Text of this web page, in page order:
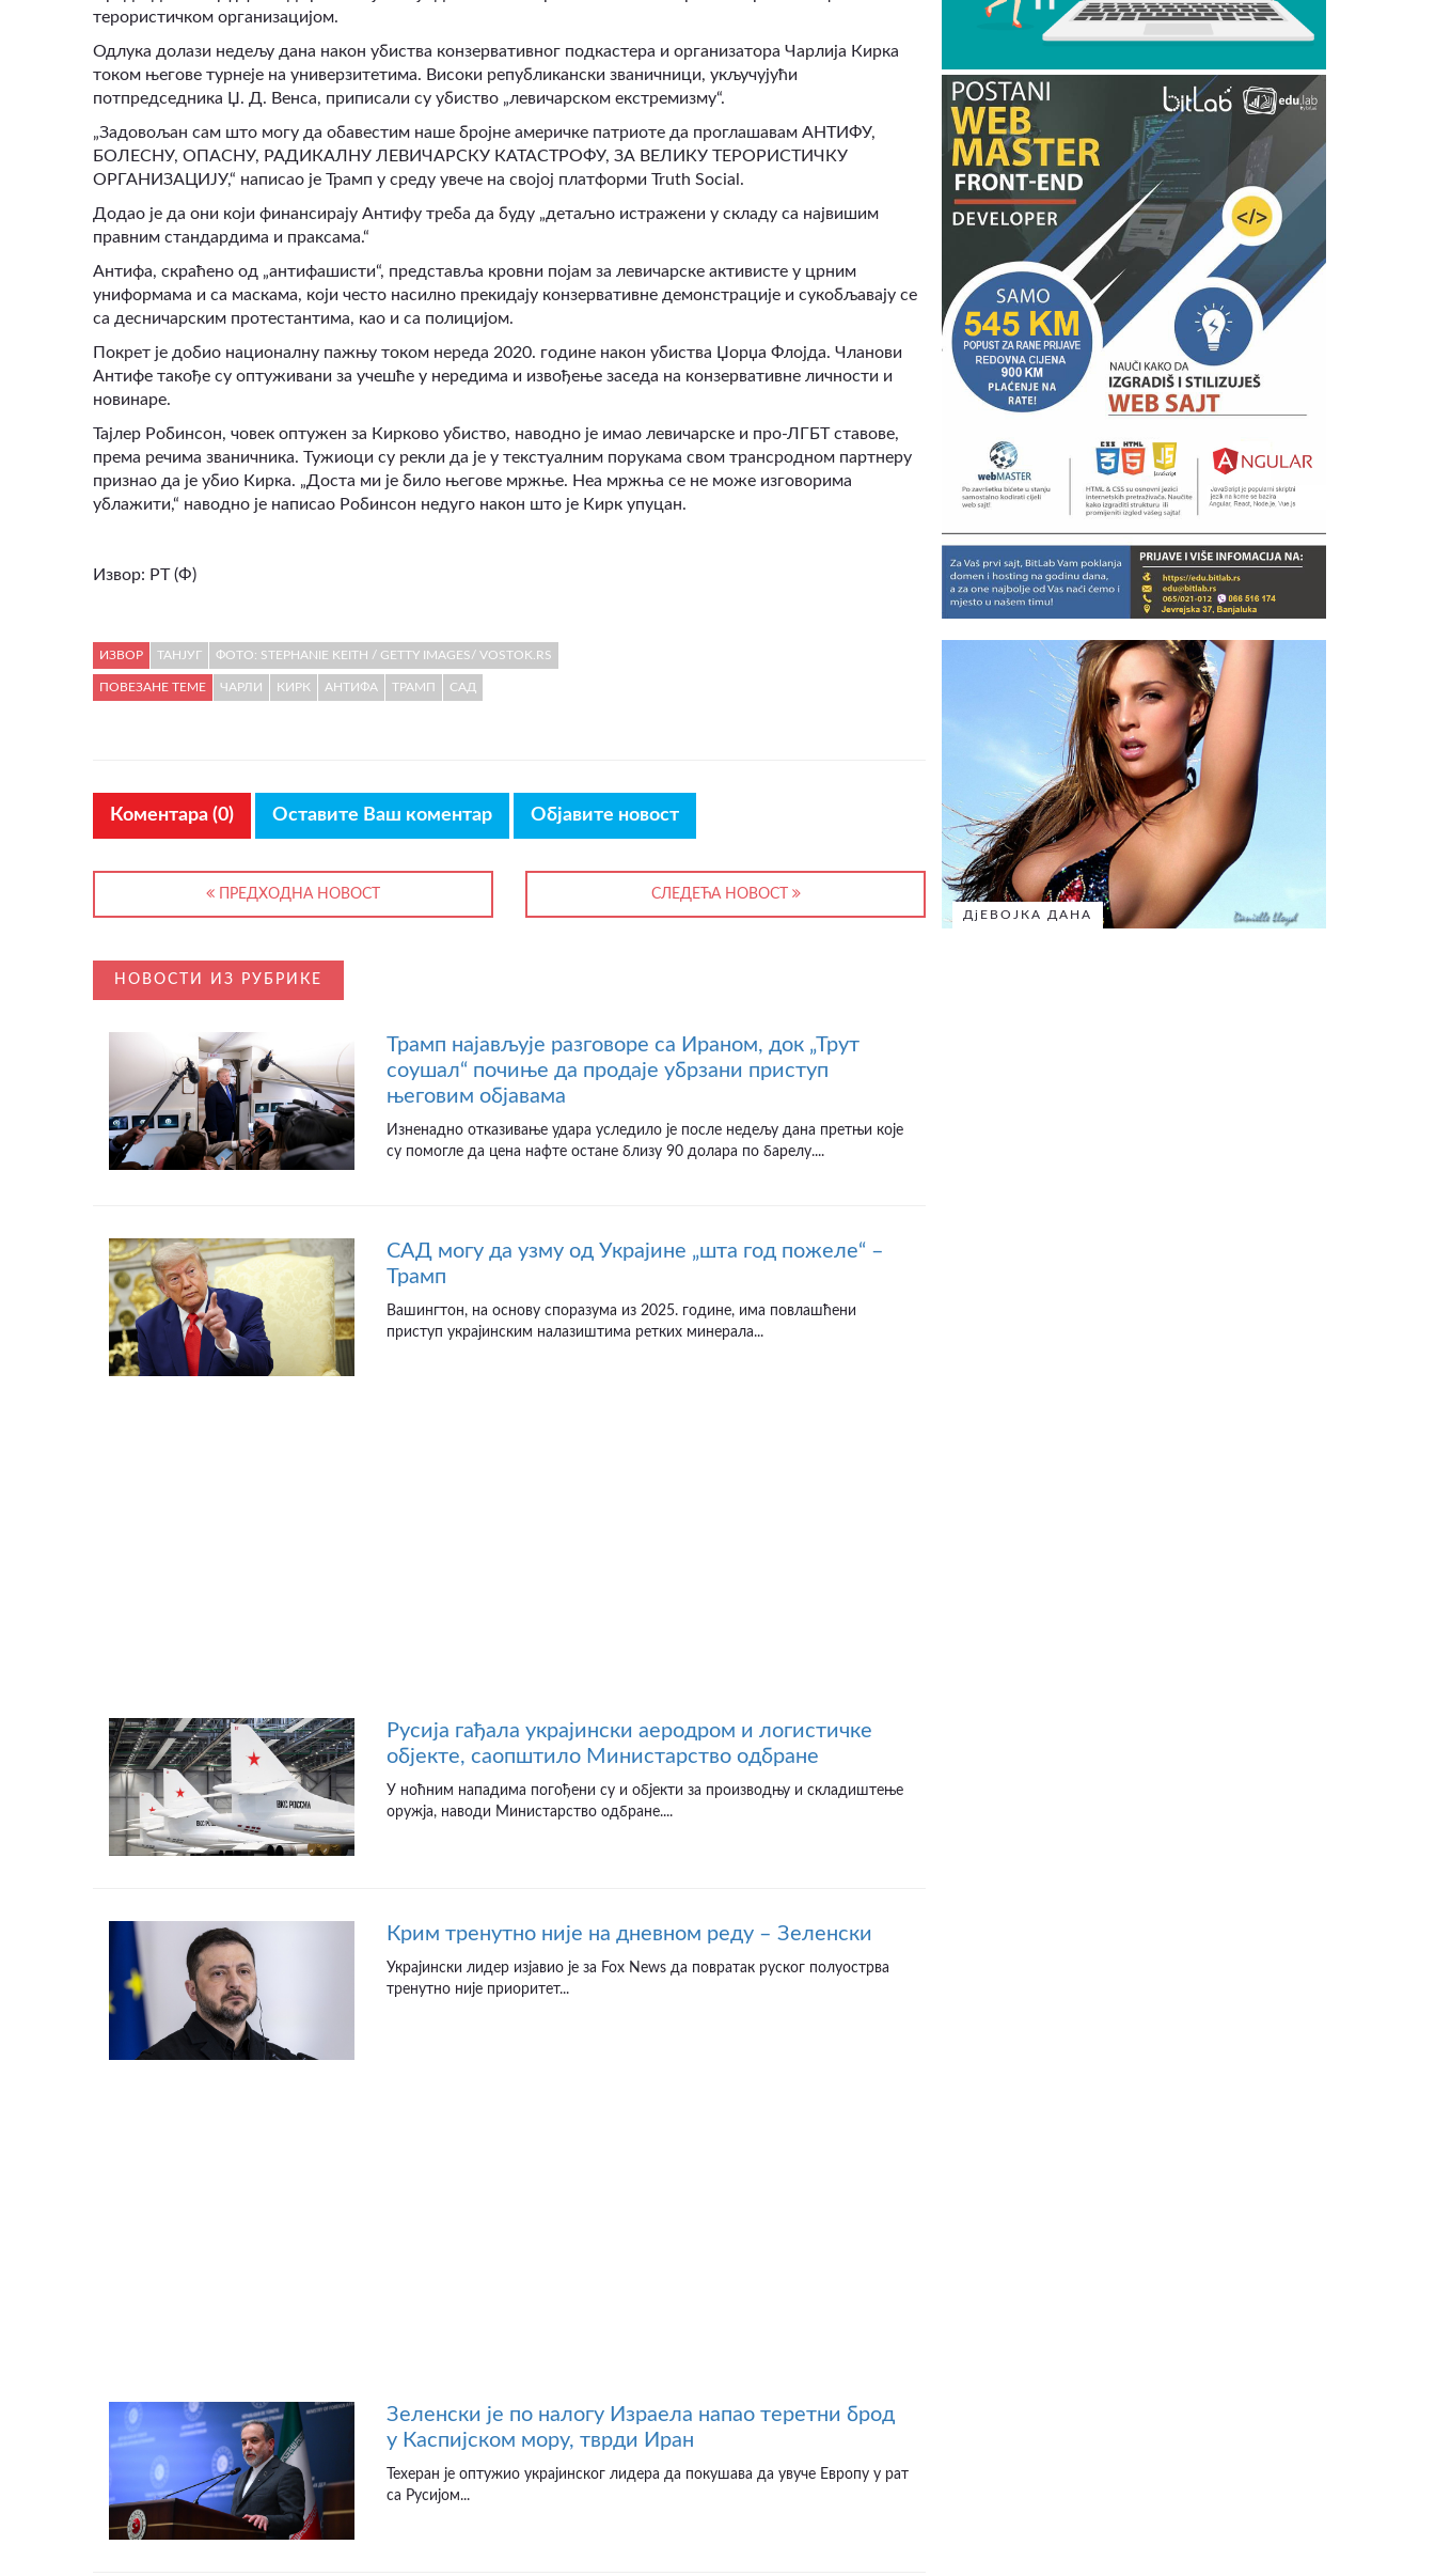
терористичком организацијом.
Одлука долази недељу дана након убиства конзервативног подкастера и организатора Чарлија Кирка
током његове турнеје на универзитетима. Високи републикански званичници, укључујући
потпредседника Џ. Д. Венса, приписали су убиство „левичарском екстремизму“.
„Задовољан сам што могу да обавестим наше бројне америчке патриоте да проглашавам АНТИФУ,
БОЛЕСНУ, ОПАСНУ, РАДИКАЛНУ ЛЕВИЧАРСКУ КАТАСТРОФУ, ЗА ВЕЛИКУ ТЕРОРИСТИЧКУ
ОРГАНИЗАЦИЈУ,“ написао је Трамп у среду увече на својој платформи Truth Social.
Додао је да они који финансирају Антифу треба да буду „детаљно истражени у складу са највишим
правним стандардима и праксама.“
Антифа, скраћено од „антифашисти“, представља кровни појам за левичарске активисте у црним
униформама и са маскама, који често насилно прекидају конзервативне демонстрације и сукобљавају се
са десничарским протестантима, као и са полицијом.
Покрет је добио националну пажњу током нереда 2020. године након убиства Џорџа Флојда. Чланови
Антифе такође су оптуживани за учешће у нередима и извођење заседа на конзервативне личности и
новинаре.
Тајлер Робинсон, човек оптужен за Кирково убиство, наводно је имао левичарске и про-ЛГБТ ставове,
према речима званичника. Тужиоци су рекли да је у текстуалним порукама свом трансродном партнеру
признао да је убио Кирка. „Доста ми је било његове мржње. Неа мржња се не може изговорима
ублажити,“ наводно је написао Робинсон недуго након што је Кирк упуцан.
Извор: РТ (Ф)
ИЗВОР ТАНЈУГ ФОТО: STEPHANIE KEITH / GETTY IMAGES/ VOSTOK.RS
ПОВЕЗАНЕ ТЕМЕ ЧАРЛИ КИРК АНТИФА ТРАМП САД
Коментара (0) Оставите Ваш коментар Објавите новост
ПРЕДХОДНА НОВОСТ СЛЕДЕЋА НОВОСТ
НОВОСТИ ИЗ РУБРИКЕ
Трамп најављује разговоре са Ираном, док „Трут
соушал“ почиње да продаје убрзани приступ
његовим објавама
Изненадно отказивање удара уследило је после недељу дана претњи које
су помогле да цена нафте остане близу 90 долара по барелу....
САД могу да узму од Украјине „шта год пожеле“ –
Трамп
Вашингтон, на основу споразума из 2025. године, има повлашћени
приступ украјинским налазиштима ретких минерала...
Русија гађала украјински аеродром и логистичке
објекте, саопштило Министарство одбране
У ноћним нападима погођени су и објекти за производњу и складиштење
оружја, наводи Министарство одбране....
Крим тренутно није на дневном реду – Зеленски
Украјински лидер изјавио је за Fox News да повратак руског полуострва
тренутно није приоритет...
Зеленски је по налогу Израела напао теретни брод
у Каспијском мору, тврди Иран
Техеран је оптужио украјинског лидера да покушава да увуче Европу у рат
са Русијом...
ДјЕВОЈКА ДАНА